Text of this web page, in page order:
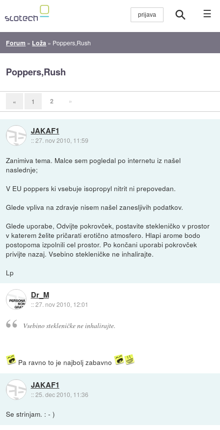
☰
Forum » Loža » Poppers,Rush
Poppers,Rush
« 1 2 »
JAKAF1
::27. nov 2010, 11:59
Zanimiva tema. Malce sem pogledal po internetu iz našel
naslednje;
V EU poppers ki vsebuje isopropyl nitrit ni prepovedan.
Glede vpliva na zdravje nisem našel zanesljivih podatkov.
Glede uporabe, Odvijte pokrovček, postavite stekleničko v prostor
v katerem želite pričarati erotično atmosfero. Hlapi arome bodo
postopoma izpolnili cel prostor. Po končani uporabi pokrovček
privijte nazaj. Vsebino stekleničke ne inhalirajte.
Lp
Dr_M
::27. nov 2010, 12:01
Vsebino stekleničke ne inhalirajte.
Pa ravno to je najbolj zabavno
JAKAF1
::25. dec 2010, 11:36
Se strinjam. : - )